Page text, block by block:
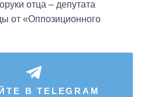
отца – депутата
от «Оппозиционного
В TELEGRAM